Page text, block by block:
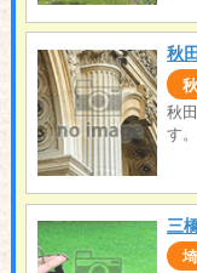
秋
秋
す。
三